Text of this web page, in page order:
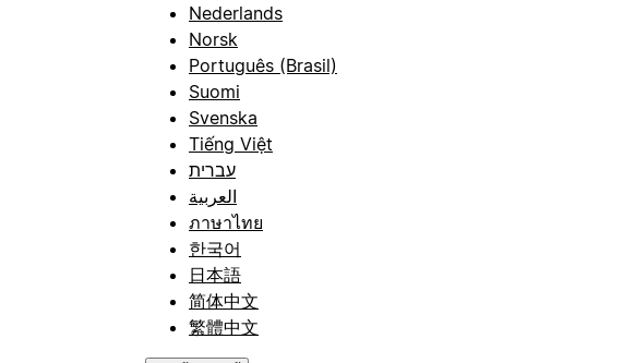
Nederlands
Norsk
Português (Brasil)
Suomi
Svenska
Tiếng Việt
עברית
العربية
ภาษาไทย
한국어
日本語
简体中文
繁體中文